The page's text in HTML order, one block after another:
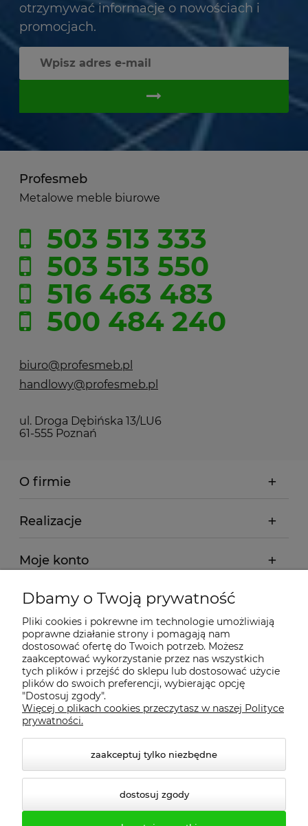
otrzymywać informacje o nowościach i
promocjach.
Profesmeb
Metalowe meble biurowe
503 513 333
503 513 550
516 463 483
500 484 240
biuro@profesmeb.pl
handlowy@profesmeb.pl
ul. Droga Dębińska 13/LU6
61-555 Poznań
O firmie
Realizacje
Moje konto
Regulamin
Dostawa - realizacja
Gwarancja i zwroty
Pomoc
Dbamy o Twoją prywatność
Pliki cookies i pokrewne im technologie umożliwiają
poprawne działanie strony i pomagają nam
dostosować ofertę do Twoich potrzeb. Możesz
zaakceptować wykorzystanie przez nas wszystkich
tych plików i przejść do sklepu lub dostosować użycie
plików do swoich preferencji, wybierając opcję
"Dostosuj zgody".
Więcej o plikach cookies przeczytasz w naszej Polityce
prywatności.
zaakceptuj tylko niezbędne
dostosuj zgody